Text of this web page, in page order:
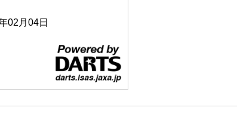
02月04日